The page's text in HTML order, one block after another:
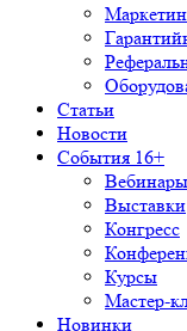
Статьи
Новости
События 16+
Вебинары
Выставки
Конгресс
Курсы
Мастер-
Новинки